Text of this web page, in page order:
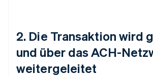
2. Die Transaktion wird
und über das ACH-
weitergeleitet